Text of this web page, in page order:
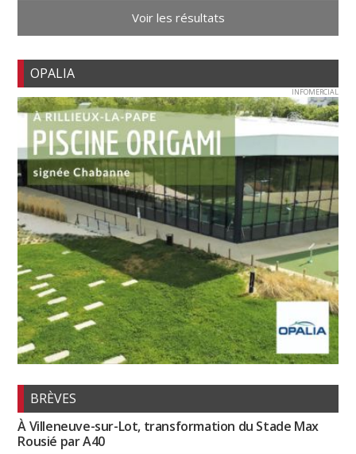
Voir les résultats
OPALIA
INFOMERCIAL
BRÈVES
À Villeneuve-sur-Lot, transformation du Stade Max
Rousié par A40